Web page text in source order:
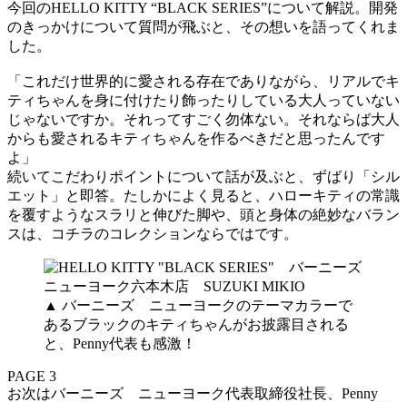
今回のHELLO KITTY “BLACK SERIES”について解説。開発
のきっかけについて質問が飛ぶと、その想いを語ってくれま
した。
「これだけ世界的に愛される存在でありながら、リアルでキ
ティちゃんを身に付けたり飾ったりしている大人っていない
じゃないですか。それってすごく勿体ない。それならば大人
からも愛されるキティちゃんを作るべきだと思ったんです
よ」
続いてこだわりポイントについて話が及ぶと、ずばり「シル
エット」と即答。たしかによく見ると、ハローキティの常識
を覆すようなスラリと伸びた脚や、頭と身体の絶妙なバラン
スは、コチラのコレクションならではです。
▲ バーニーズ ニューヨークのテーマカラーで
あるブラックのキティちゃんがお披露目される
と、Penny代表も感激！
PAGE 3
お次はバーニーズ ニューヨーク代表取締役社長、Penny